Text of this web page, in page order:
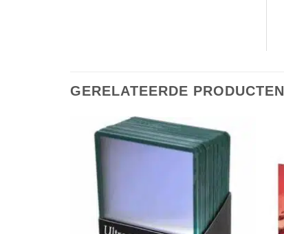
GERELATEERDE PRODUCTEN